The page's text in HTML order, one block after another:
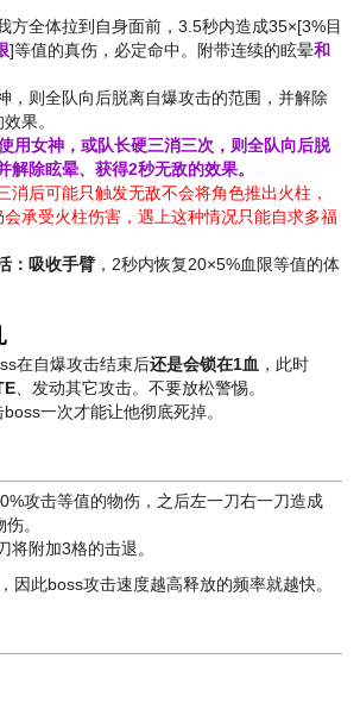
方全体拉到自身面前，3.5秒内造成35×[3%目
]等值的真伤，必定命中。附带连续的眩晕和
，则全队向后脱离自爆攻击的范围，并解除
果。
用女神，或队长硬三消三次，则全队向后脱
解除眩晕、获得2秒无敌的效果。
消后可能只触发无敌不会将角色推出火柱，
承受火柱伤害，遇上这种情况只能自求多福
：吸收手臂 ，2秒内恢复20×5%血限等值的体
在自爆攻击结束后还是会锁在1血 ，此时
、发动其它攻击。不要放松警惕。
一次才能让他彻底死掉。
攻击等值的物伤，之后左一刀右一刀造成
。
将附加3格的击退。
因此boss攻击速度越高释放的频率就越快。